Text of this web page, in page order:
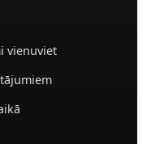
vienuviet